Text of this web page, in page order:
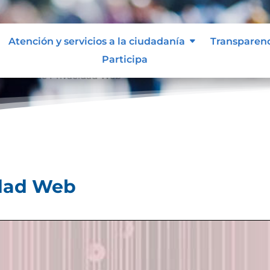
Atención y servicios a la ciudadanía
Participa
Web